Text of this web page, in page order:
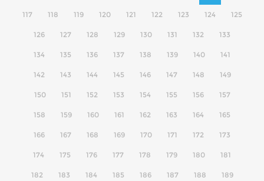
117 118 119 120 121 122 123 124 125
126 127 128 129 130 131 132 133
134 135 136 137 138 139 140 141
142 143 144 145 146 147 148 149
150 151 152 153 154 155 156 157
158 159 160 161 162 163 164 165
166 167 168 169 170 171 172 173
174 175 176 177 178 179 180 181
182 183 184 185 186 187 188 189